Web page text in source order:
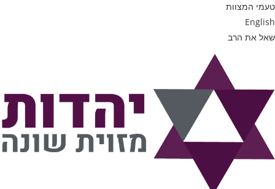
טעמי המצוות
English
שאל את הרב